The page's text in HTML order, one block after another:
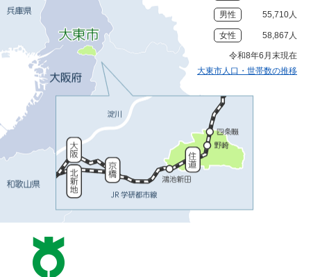
男性 55,710人
女性 58,867人
令和8年6月末現在
大東市人口・世帯数の推移